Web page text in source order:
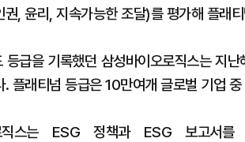
권, 윤리, 지속가능한 조달)를 평가해 플래
급을 기록했던 삼성바이오로직스는 지
. 플래티넘 등급은 10만여개 글로벌 기업
직스는 ESG 정책과 ESG 보고서